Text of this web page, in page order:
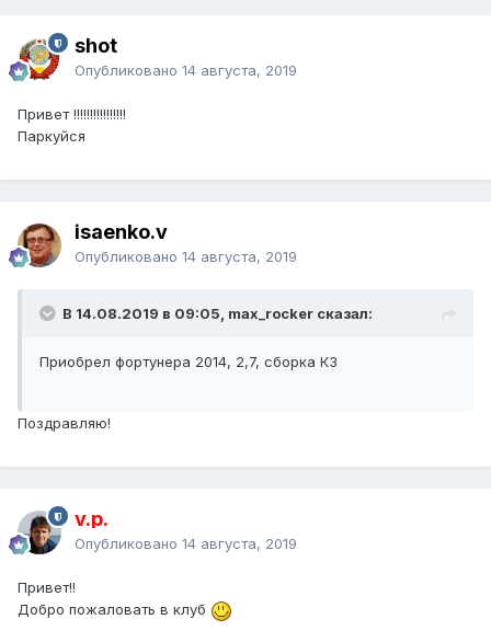
shot
Опубликовано 14 августа, 2019
Привет !!!!!!!!!!!!!!!!
Паркуйся
isaenko.v
Опубликовано 14 августа, 2019
В 14.08.2019 в 09:05, max_rocker сказал:
Приобрел фортунера 2014, 2,7, сборка КЗ
Поздравляю!
v.p.
Опубликовано 14 августа, 2019
Привет!!
Добро пожаловать в клуб